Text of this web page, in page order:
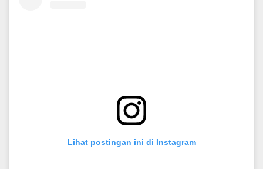
Lihat postingan ini di Instagram